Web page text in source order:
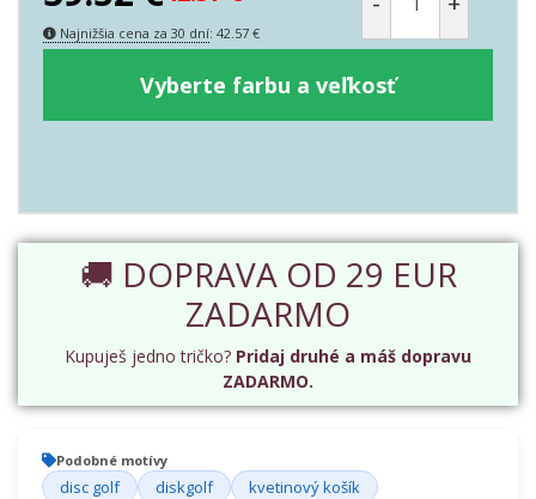
Najnižšia cena za 30 dní: 42.57 €
Vyberte farbu a veľkosť
🚚 DOPRAVA OD 29 EUR
ZADARMO
Kupuješ jedno tričko? Pridaj druhé a máš dopravu
ZADARMO.
Podobné motívy
disc golf diskgolf
kvetinový košík